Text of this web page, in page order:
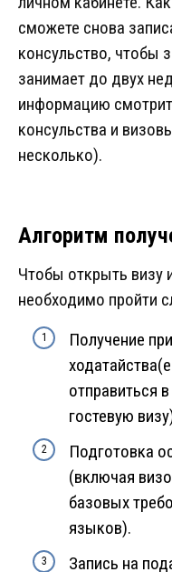
сможете снова
консульство, чтобы
занимает до двух
информацию
консульства и
несколько).
Алгоритм
Чтобы открыть визу
необходимо пройти
Получение
отправиться
гостевую
Подготовка
(включая
базовых
языков).
Запись на